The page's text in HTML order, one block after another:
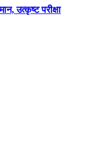
उत्कृष्ट परीक्षा